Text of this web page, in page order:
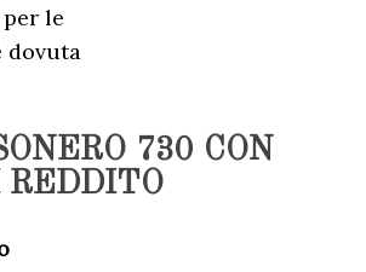
le
dovuta
730 CON